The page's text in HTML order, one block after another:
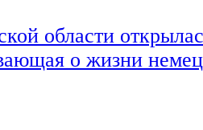
области
о жизни